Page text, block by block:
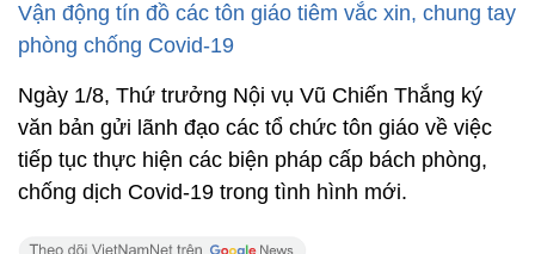
Vận động tín đồ các tôn giáo tiêm vắc xin, chung tay
phòng chống Covid-19
Ngày 1/8, Thứ trưởng Nội vụ Vũ Chiến Thắng ký
văn bản gửi lãnh đạo các tổ chức tôn giáo về việc
tiếp tục thực hiện các biện pháp cấp bách phòng,
chống dịch Covid-19 trong tình hình mới.